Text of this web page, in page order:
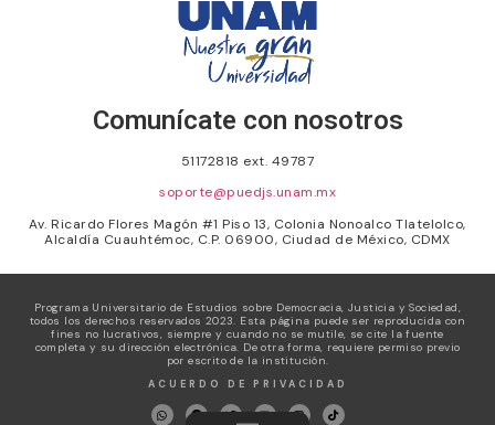
Comunícate con nosotros
51172818 ext. 49787
soporte@puedjs.unam.mx
Av. Ricardo Flores Magón #1 Piso 13, Colonia Nonoalco Tlatelolco,
Alcaldía Cuauhtémoc, C.P. 06900, Ciudad de México, CDMX
Programa Universitario de Estudios sobre Democracia, Justicia y Sociedad,
todos los derechos reservados 2023. Esta página puede ser reproducida con
fines no lucrativos, siempre y cuando no se mutile, se cite la fuente
completa y su dirección electrónica. De otra forma, requiere permiso previo
por escrito de la institución.
ACUERDO DE PRIVACIDAD